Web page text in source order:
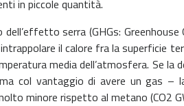
in piccole quantità.
dell’effetto serra (GHGs:
il calore fra la superficie
media dell’atmosfera. Se
col vantaggio di avere un gas –
minore rispetto al metano (CO2